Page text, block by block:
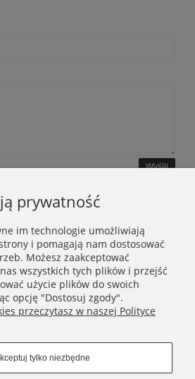
Wyślij
prywatność
im technologie umożliwiają
i pomagają nam dostosować
Możesz zaakceptować
wszystkich tych plików i przejść
użycie plików do swoich
opcję "Dostosuj zgody".
przeczytasz w naszej Polityce
tylko niezbędne